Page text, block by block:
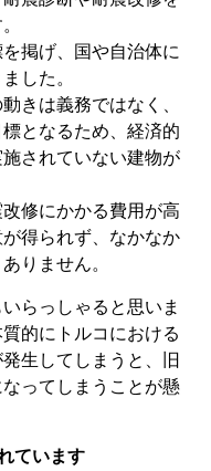
掲げ、国や自治体に
した。
きは義務ではなく、
となるため、経済的
されていない建物が
修にかかる費用が高
得られず、なかなか
りません。
らっしゃると思いま
的にトルコにおける
生してしまうと、旧
ってしまうことが懸
ています